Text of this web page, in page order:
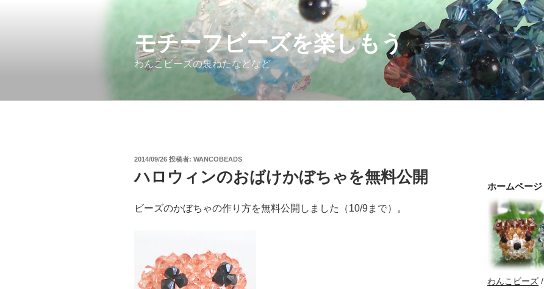
モチーフビーズを楽しもう
わんこビーズの裏ねたなどなど
投
日:
2014/09/26 投稿者: WANCOBEADS
ハロウィンのおばけかぼちゃを無料公開
ビーズのかぼちゃの作り方を無料公開しました（10/9まで）。
ホームページ
わんこビーズ/